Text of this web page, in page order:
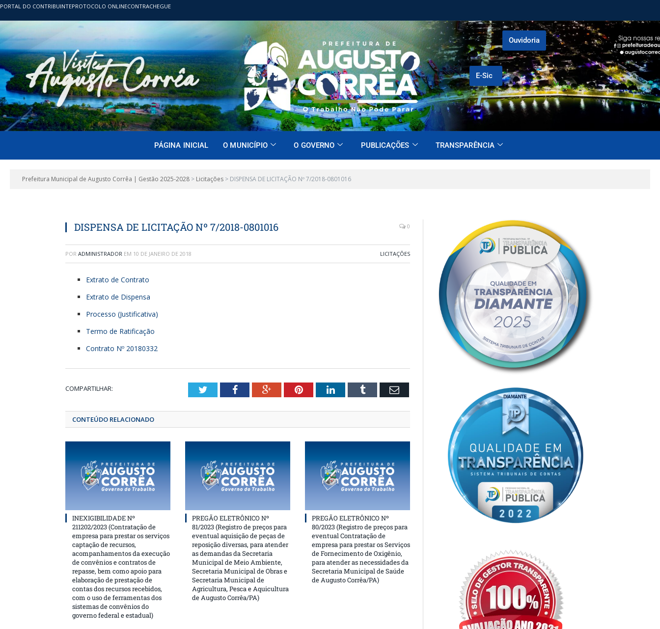
PORTAL DO CONTRIBUINTEPROTOCOLO ONLINECONTRACHEGUE
E-Sic
Ouvidoria
PÁGINA INICIAL O MUNICÍPIO O GOVERNO PUBLICAÇÕES TRANSPARÊNCIA
Prefeitura Municipal de Augusto Corrêa | Gestão 2025-2028 > Licitações > DISPENSA DE LICITAÇÃO Nº 7/2018-0801016
DISPENSA DE LICITAÇÃO Nº 7/2018-0801016 0
POR ADMINISTRADOR EM 10 DE JANEIRO DE 2018 LICITAÇÕES
Extrato de Contrato
Extrato de Dispensa
Processo (Justificativa)
Termo de Ratificação
Contrato Nº 20180332
COMPARTILHAR: TwitterFacebookGoogle+Pinterest
LinkedInTumblrEmail
CONTEÚDO RELACIONADO
INEXIGIBILIDADE Nº
211202/2023 (Contratação de
empresa para prestar os serviços
captação de recursos,
acompanhamentos da execução
de convênios e contratos de
repasse, bem como apoio para
elaboração de prestação de
contas dos recursos recebidos,
com o uso de ferramentas dos
sistemas de convênios do
governo federal e estadual)
PREGÃO ELETRÔNICO Nº
81/2023 (Registro de preços para
eventual aquisição de peças de
reposição diversas, para atender
as demandas da Secretaria
Municipal de Meio Ambiente,
Secretaria Municipal de Obras e
Secretaria Municipal de
Agricultura, Pesca e Aquicultura
de Augusto Corrêa/PA)
PREGÃO ELETRÔNICO Nº
80/2023 (Registro de preços para
eventual Contratação de
empresa para prestar os Serviços
de Fornecimento de Oxigênio,
para atender as necessidades da
Secretaria Municipal de Saúde
de Augusto Corrêa/PA)